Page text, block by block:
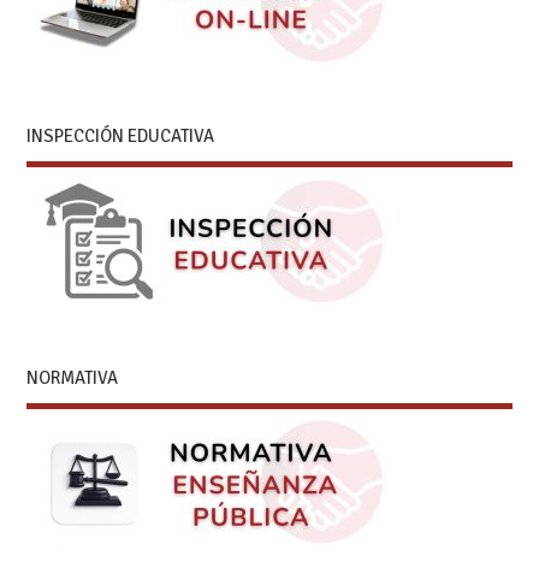
INSPECCIÓN EDUCATIVA
NORMATIVA